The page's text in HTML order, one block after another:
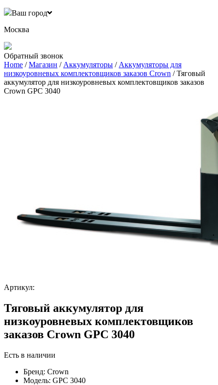
Ваш город
Москва
Обратный звонок
Home /Магазин / Аккумуляторы / Аккумуляторы для
низкоуровневых комплектовщиков заказов Crown / Тяговый
аккумулятор для низкоуровневых комплектовщиков заказов
Crown GPC 3040
Артикул:
Тяговый аккумулятор для
низкоуровневых комплектовщиков
заказов Crown GPC 3040
Есть в наличии
Бренд: Crown
Модель: GPC 3040